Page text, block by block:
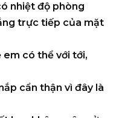
nhiệt độ phòng
trực tiếp của mặt
em có thể với tới,
cẩn thận vì đây là